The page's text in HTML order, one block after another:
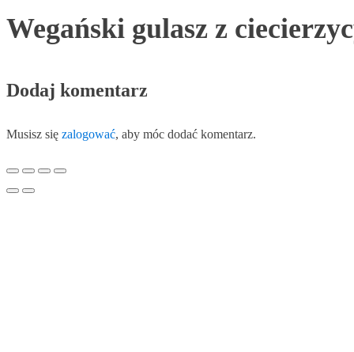
Wegański gulasz z
Dodaj komentarz
Musisz się zalogować, aby móc dodać komentarz.